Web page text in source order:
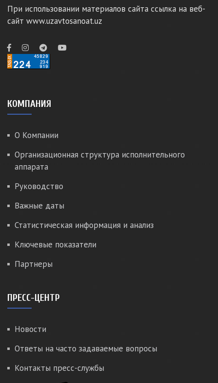
При использовании материалов сайта ссылка на веб-
сайт www.uzavtosanoat.uz
КОМПАНИЯ
О Компании
Организационная структура исполнительного
аппарата
Руководство
Важные даты
Статистическая информация и анализ
Ключевые показатели
Партнеры
ПРЕСС-ЦЕНТР
Новости
Ответы на часто задаваемые вопросы
Контакты пресс-службы